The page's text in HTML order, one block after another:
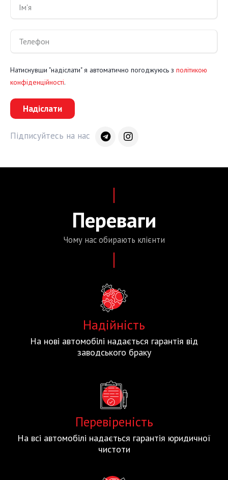
Натиснувши "надіслати" я автоматично погоджуюсь з політикою
конфіденційності.
Надіслати
Підписуйтесь на нас
Переваги
Чому насобирають клієнти
Надійність
На нові автомобілі надається гарантія від
заводського браку
Перевіреність
На всі автомобілі надається гарантія юридичної
чистоти